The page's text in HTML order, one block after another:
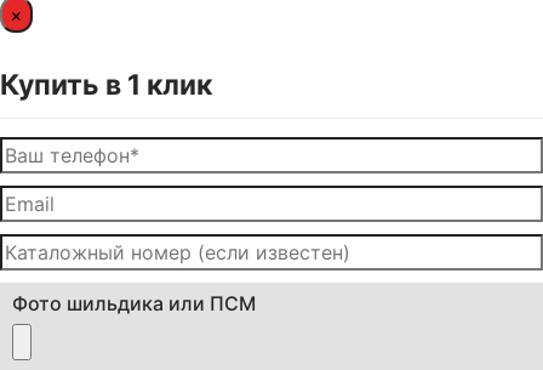
×
Купить в 1 клик
Фото шильдика или ПСМ